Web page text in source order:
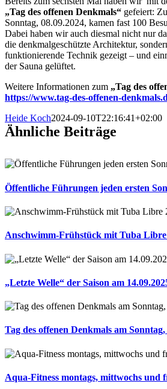
„Tag des offenen Denkmals“ gefeiert:
Sonntag, 08.09.2024, kamen fast 100
Dabei haben wir auch diesmal nicht nur
die denkmalgeschützte Architektur,
funktionierende Technik gezeigt – und
der Sauna gelüftet.
Weitere Informationen zum „Tag des
https://www.tag-des-offenen-
Heide Koch2024-09-10T22:16:41+02:00
Ähnliche Beiträge
Öffentliche Führungen jeden ersten
Anschwimm-Frühstück mit Tuba Libre
„Letzte Welle“ der Saison am
Tag des offenen Denkmals am Sonntag,
Aqua-Fitness montags, mittwochs und